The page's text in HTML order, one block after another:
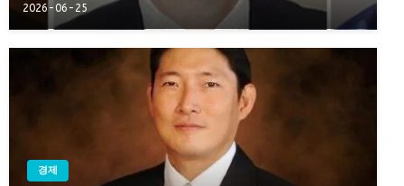
2026-06-25
경제